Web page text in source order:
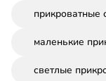
прикроватные
маленькие
светлые